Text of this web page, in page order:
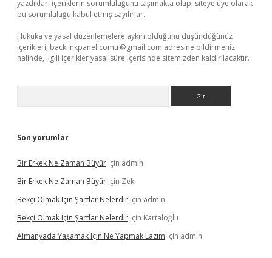
yazdıkları içeriklerin sorumluluğunu taşımakta olup, siteye üye olarak
bu sorumluluğu kabul etmiş sayılırlar.
Hukuka ve yasal düzenlemelere aykırı olduğunu düşündüğünüz
içerikleri, backlinkpanelicomtr@gmail.com adresine bildirmeniz
halinde, ilgili içerikler yasal süre içerisinde sitemizden kaldırılacaktır.
Son yorumlar
Bir Erkek Ne Zaman Büyür için admin
Bir Erkek Ne Zaman Büyür için Zeki
Bekçi Olmak Için Şartlar Nelerdir için admin
Bekçi Olmak Için Şartlar Nelerdir için Kartaloğlu
Almanyada Yaşamak Için Ne Yapmak Lazım için admin